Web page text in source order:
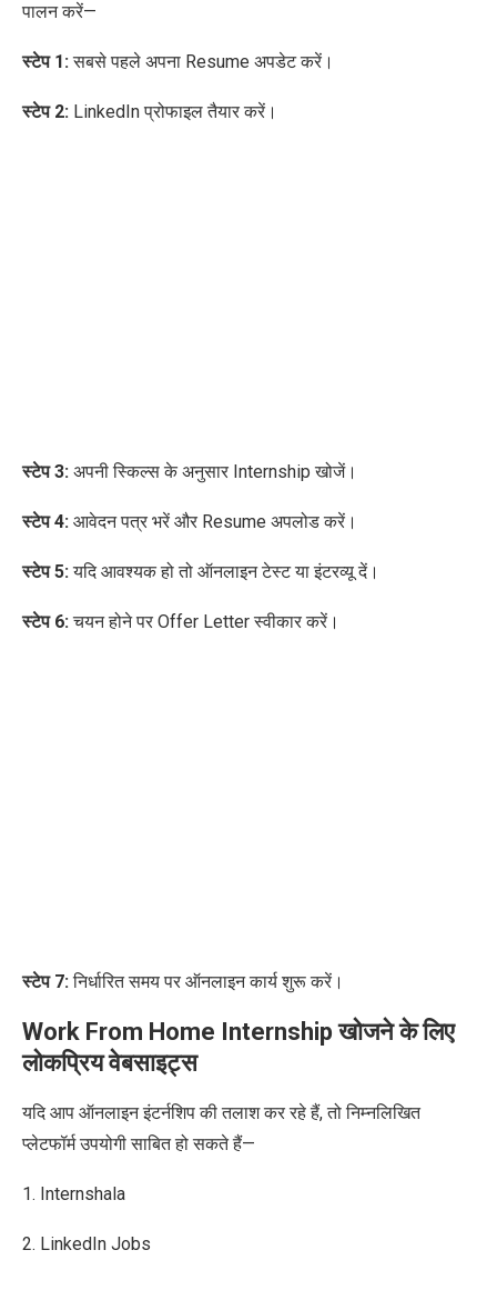
पालन करें—
स्टेप 1:सबसे पहले अपना Resume अपडेट करें।
स्टेप 2: LinkedIn प्रोफाइल तैयार करें।
स्टेप 3: अपनी स्किल्स के अनुसार Internship खोजें।
स्टेप 4: आवेदन पत्र भरें और Resume अपलोड करें।
स्टेप 5:यदि आवश्यक हो तो ऑनलाइन टेस्ट या इंटरव्यू दें।
स्टेप 6:चयन होने पर Offer Letter स्वीकार करें।
स्टेप 7:निर्धारित समय पर ऑनलाइन कार्य शुरू करें।
Work From Home Internship खोजने के लिए
लोकप्रिय वेबसाइट्स
यदि आप ऑनलाइन इंटर्नशिप की तलाश कर रहे हैं, तो निम्नलिखित
प्लेटफॉर्म उपयोगी साबित हो सकते हैं—
1. Internshala
2. LinkedIn Jobs